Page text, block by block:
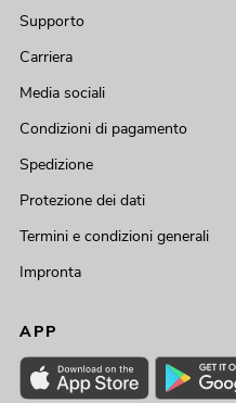
Supporto
Carriera
Media sociali
Condizioni di pagamento
Spedizione
Protezione dei dati
Termini e condizioni generali
Impronta
APP